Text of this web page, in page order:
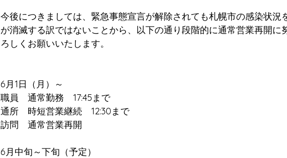
今後につきましては、緊急事態宣言が解除されても札幌市の感染状況
が消滅する訳ではないことから、以下の通り段階的に通常営業再開に
ろしくお願いいたします。
6月1日（月）～
職員　通常勤務　17:45まで
通所　時短営業継続　12:30まで
訪問　通常営業再開
6月中旬～下旬（予定）